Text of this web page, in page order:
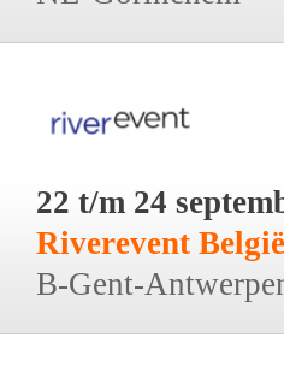
22 t/m 24
Riverevent België
B-Gent-